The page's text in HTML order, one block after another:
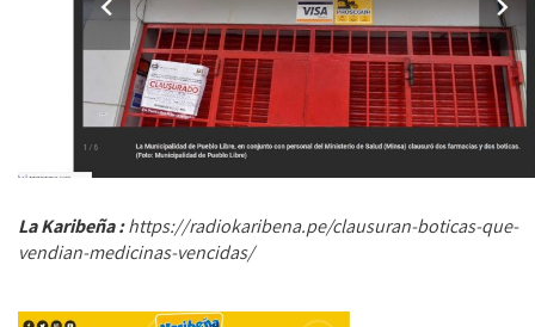
La Karibeña :https://radiokaribena.pe/clausuran-boticas-que-
vendian-medicinas-vencidas/